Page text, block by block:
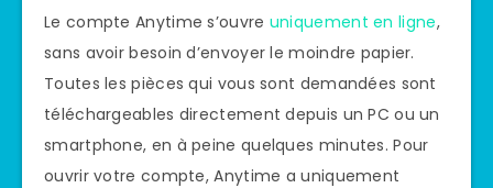
Le compte Anytime s’ouvre uniquement en ligne,
sans avoir besoin d’envoyer le moindre papier.
Toutes les pièces qui vous sont demandées sont
téléchargeables directement depuis un PC ou un
smartphone, en à peine quelques minutes. Pour
ouvrir votre compte, Anytime a uniquement